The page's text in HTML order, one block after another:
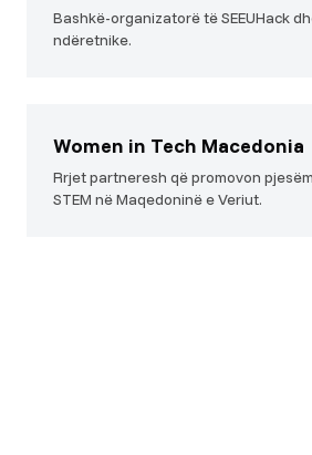
Bashkë-organizatorë të SEEUHack
ndëretnike.
Women in Tech Macedonia
Rrjet partneresh që promovon
STEM në Maqedoninë e Veriut.
Rri në rrjedha
Bashkohu me komunitetin për të
programet, eventet dhe mundësitë.